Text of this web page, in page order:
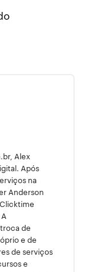
Alex
Após
na
Anderson
de
e de
de serviços
e